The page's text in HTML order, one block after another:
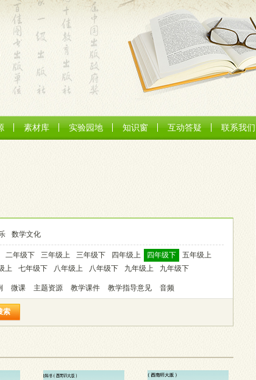
素材库 实验园地 知识窗 互动答疑 联系我们
数学文化
二年级下 三年级上 三年级下 四年级上 四年级下
五年级上
上 七年级下 八年级上 八年级下 九年级上 九年级下
微课 主题资源 教学课件 教学指导意见 音频
索